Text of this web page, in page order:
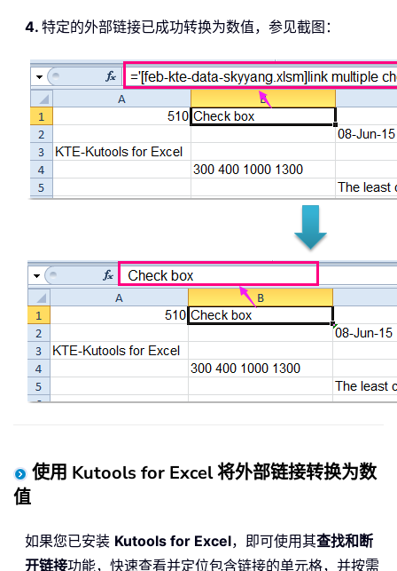
4. 特定的外部链接已成功转换为数值，参见截图：
使用 Kutools for Excel 将外部链接转换为数
值
如果您已安装 Kutools for Excel，即可使用其查找和断
开链接功能，快速查看并定位包含链接的单元格，并按需